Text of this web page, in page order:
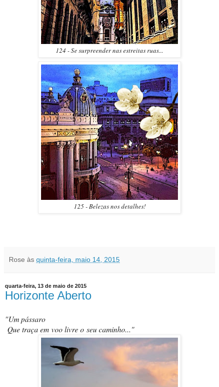
124 - Se surpreender nas estreitas ruas...
125 - Belezas nos detalhes!
Rose às quinta-feira, maio 14, 2015
quarta-feira, 13 de maio de 2015
Horizonte Aberto
"Um pássaro
Que traça em voo livre o seu caminho..."